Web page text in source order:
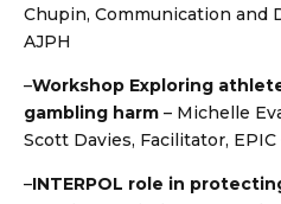
Chupin, Communication and
AJPH
–Workshop Exploring
gambling harm – Michelle
Scott Davies, Facilitator,
–INTERPOL role in